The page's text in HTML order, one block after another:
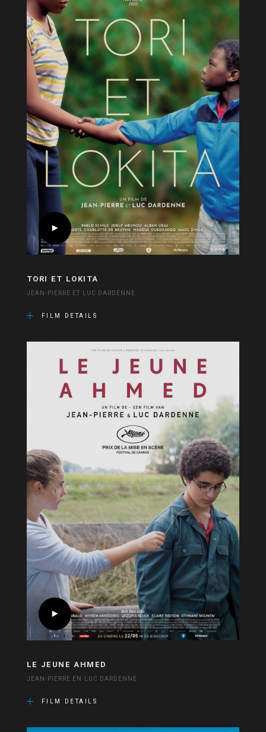
TORI ET LOKITA
JEAN-PIERRE ET LUC DARDENNE
FILM DETAILS
LE JEUNE AHMED
JEAN-PIERRE EN LUC DARDENNE
FILM DETAILS